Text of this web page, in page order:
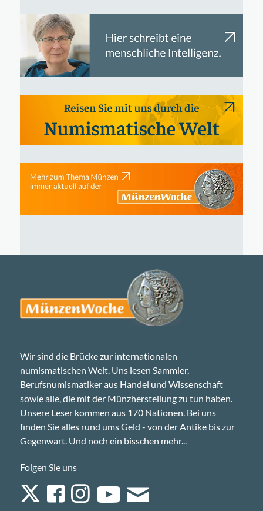
Wir sind die Brücke zur internationalen
numismatischen Welt. Uns lesen Sammler,
Berufsnumismatiker aus Handel und Wissenschaft
sowie alle, die mit der Münzherstellung zu tun haben.
Unsere Leser kommen aus 170 Nationen. Bei uns
finden Sie alles rund ums Geld - von der Antike bis zur
Gegenwart. Und noch ein bisschen mehr...
Folgen Sie uns